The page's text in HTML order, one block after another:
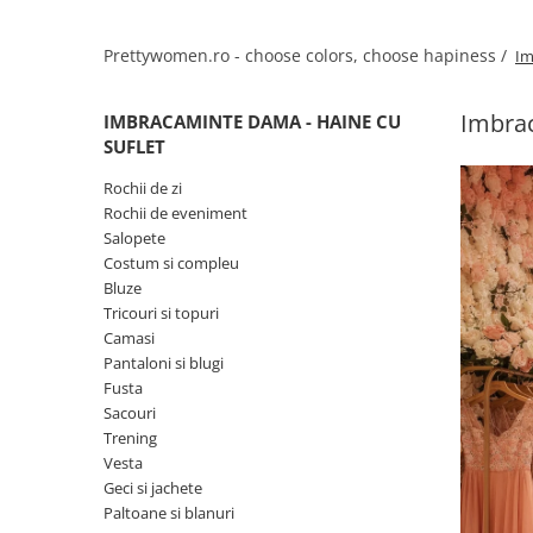
Prettywomen.ro - choose colors, choose hapiness /
IMBRACAMINTE DAMA - HAINE CU
SUFLET
Rochii de zi
Rochii de eveniment
Salopete
Costum si compleu
Bluze
Tricouri si topuri
Camasi
Pantaloni si blugi
Fusta
Sacouri
Trening
Vesta
Geci si jachete
Paltoane si blanuri